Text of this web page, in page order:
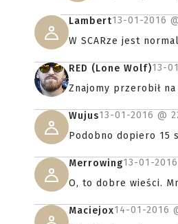
Lambert13-01-2016
W SCARze jest
RED (Lone Wolf)13-
Znajomy przerobił
Wujus13-01-2016 @
Podobno dopiero 15
Merrowing13-01-
O, to dobre wieści.
Maciejox14-01-2016